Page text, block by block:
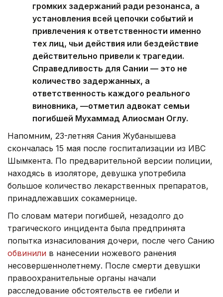
громких задержаний ради резонанса, а
установления всей цепочки событий и
привлечения к ответственности именно
тех лиц, чьи действия или бездействие
действительно привели к трагедии.
Справедливость для Сании — это не
количество задержанных, а
ответственность каждого реального
виновника, —отметил адвокат семьи
погибшей Мухаммад Алиосман Оглу.
Напомним, 23-летняя Сания Жубанышева
скончалась 15 мая после госпитализации из ИВС
Шымкента. По предварительной версии полиции,
находясь в изоляторе, девушка употребила
большое количество лекарственных препаратов,
принадлежавших сокамернице.
По словам матери погибшей, незадолго до
трагического инцидента была предпринята
попытка изнасилования дочери, после чего Санию
обвинили в нанесении ножевого ранения
несовершеннолетнему. После смерти девушки
правоохранительные органы начали
расследование обстоятельств ее гибели и